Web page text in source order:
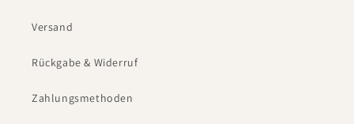
Versand
Rückgabe & Widerruf
Zahlungsmethoden